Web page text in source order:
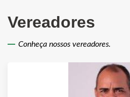
Vereadores
Conheça nossos vereadores.